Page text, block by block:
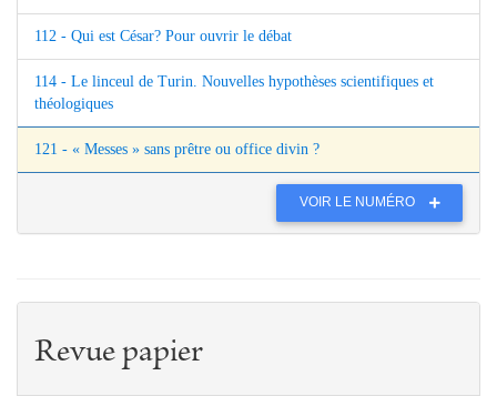
112 - Qui est César? Pour ouvrir le débat
114 - Le linceul de Turin. Nouvelles hypothèses scientifiques et
théologiques
121 - « Messes » sans prêtre ou office divin ?
VOIR LE NUMÉRO
Revue papier